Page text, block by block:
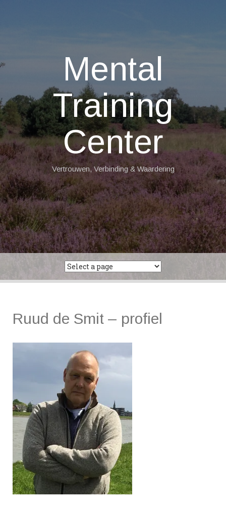
Mental
Training
Center
Vertrouwen, Verbinding & Waardering
Ruud de Smit – profiel